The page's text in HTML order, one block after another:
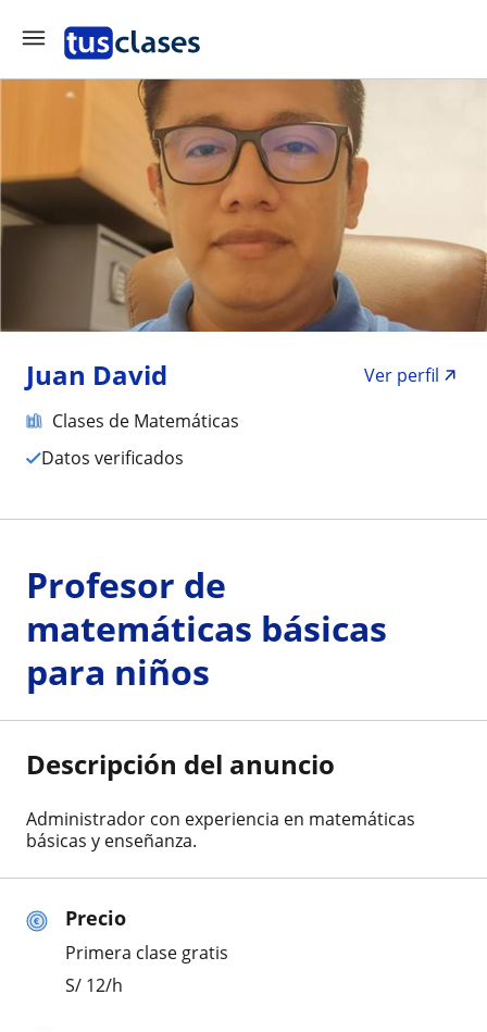
Juan David
Ver perfil
Clases de Matemáticas
Datos verificados
Precio
Primera clase gratis
S/ 12/h
Profesor de
matemáticas básicas
para niños
Descripción del anuncio
Administrador con experiencia en matemáticas
básicas y enseñanza.